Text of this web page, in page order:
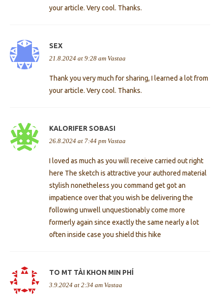
your article. Very cool. Thanks.
SEX
21.8.2024 at 9:28 am Vastaa
Thank you very much for sharing, I learned a lot from
your article. Very cool. Thanks.
KALORIFER SOBASI
26.8.2024 at 7:44 pm Vastaa
I loved as much as you will receive carried out right
here The sketch is attractive your authored material
stylish nonetheless you command get got an
impatience over that you wish be delivering the
following unwell unquestionably come more
formerly again since exactly the same nearly a lot
often inside case you shield this hike
TO MT TÀI KHON MIN PHÍ
3.9.2024 at 2:34 am Vastaa